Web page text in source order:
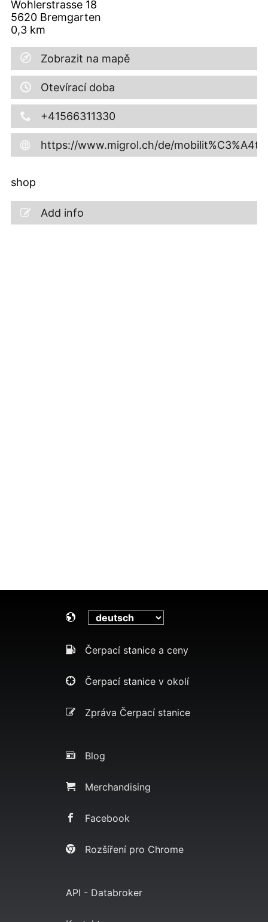
Wohlerstrasse 18
5620 Bremgarten
0,3 km
Zobrazit na mapě
Otevírací doba
+41566311330
https://www.migrol.ch/de/
shop
Add info
Čerpací stanice a ceny
Čerpací stanice v okolí
Zpráva Čerpací stanice
Blog
Merchandising
Facebook
Rozšíření pro Chrome
API - Databroker